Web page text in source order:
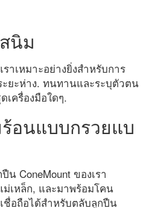
นิม
าเหมาะอย่างยิ่งสำหรับการ
ยะห่าง. ทนทานและระบุตัวตน
เครื่องมือใดๆ.
อนแบบกรวยแบ
ConeMount ของเรา
เหล็ก, และมาพร้อมโคน
ชื่อถือได้สำหรับตลับลูกปืน